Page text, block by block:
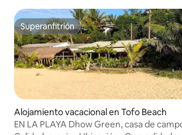
Superanfitrión
Superanfitrión
Alojamiento vacacional en Tofo Beach
EN LA PLAYA Dhow Green, casa de campo de 2